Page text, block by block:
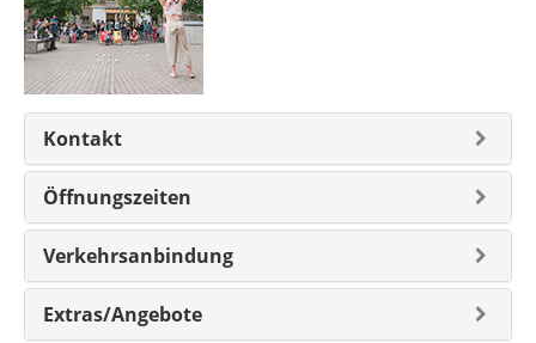
Kontakt
Öffnungszeiten
Verkehrsanbindung
Extras/Angebote